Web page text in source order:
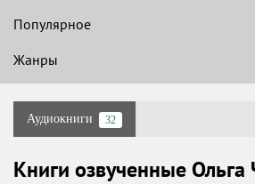
Популярное
Жанры
Аудиокниги 32
Книги озвученные Ольга